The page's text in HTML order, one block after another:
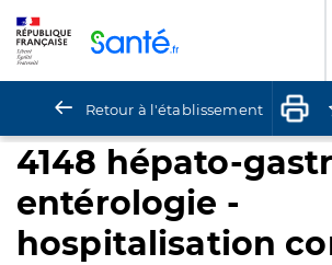
Retour à l'établissement
4148 hépato-
entérologie -
hospitalisation